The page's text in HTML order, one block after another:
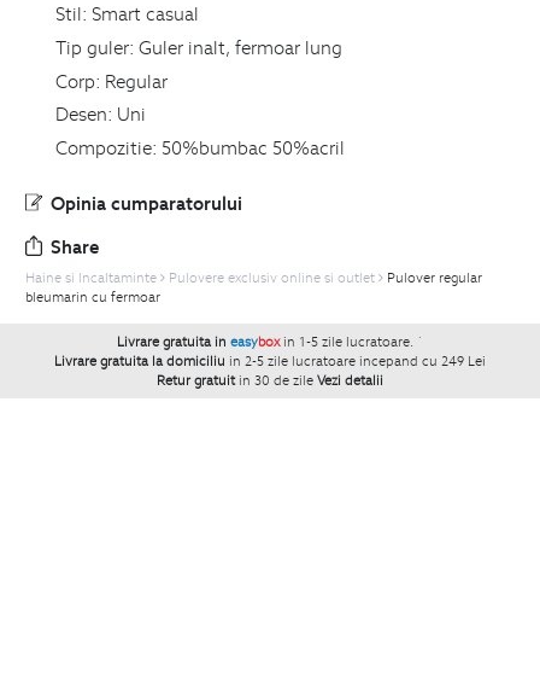
Stil: Smart casual
Tip guler: Guler inalt, fermoar lung
Corp: Regular
Desen: Uni
Compozitie: 50%bumbac 50%acril
Opinia cumparatorului
Share
Haine si Incaltaminte Pulovere exclusiv online si outlet
Pulover regular
bleumarin cu fermoar
Livrare gratuita in easybox in 1-5 zile lucratoare. `
Livrare gratuita la domiciliu in 2-5 zile lucratoare incepand cu 249 Lei
Retur gratuit in 30 de zile Vezi detalii